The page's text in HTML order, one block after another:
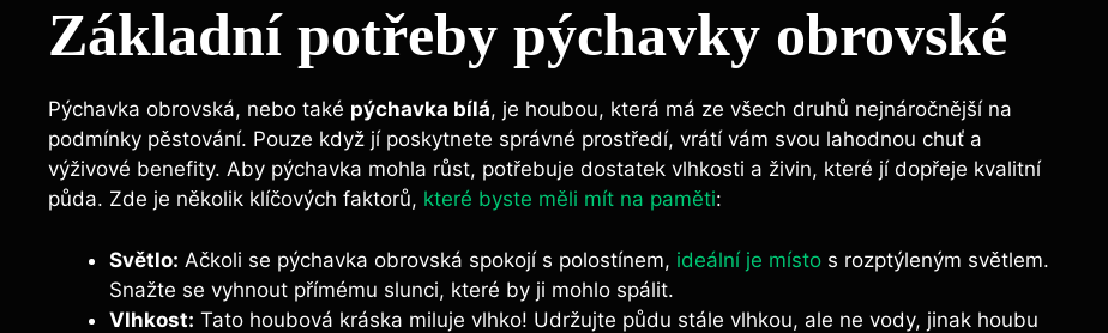
Základní potřeby pýchavky obrovské
Pýchavka obrovská, ⁢nebo ⁤také pýchavka bílá, je ​houbou, která​ má​ ze všech⁣ druhů‍ nejnáročnější na
podmínky pěstování. Pouze ‌když jí poskytnete ⁤správné prostředí, vrátí vám svou lahodnou chuť⁣ a
výživové benefity. Aby pýchavka mohla růst, potřebuje dostatek vlhkosti a⁤ živin, které jí ​dopřeje kvalitní‍
půda. ⁢Zde je ⁤několik ⁢klíčových faktorů, které byste měli ⁢mít na paměti:
Světlo: Ačkoli se pýchavka obrovská spokojí s⁤ polostínem, ideální je místo s rozptýleným světlem.
Snažte se vyhnout přímému slunci, ​které ​by ji ​mohlo⁢ spálit.
Vlhkost: Tato houbová⁤ kráska miluje⁣ vlhko! Udržujte půdu ⁢stále vlhkou, ale ne vody, jinak ⁣houbu